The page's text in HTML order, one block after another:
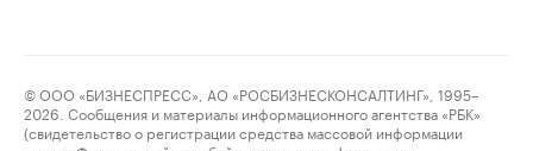
© ООО «БИЗНЕСПРЕСС», АО «РОСБИЗНЕСКОНСАЛТИНГ», 1995–
2026. Сообщения и материалы информационного агентства «РБК»
(свидетельство о регистрации средства массовой информации